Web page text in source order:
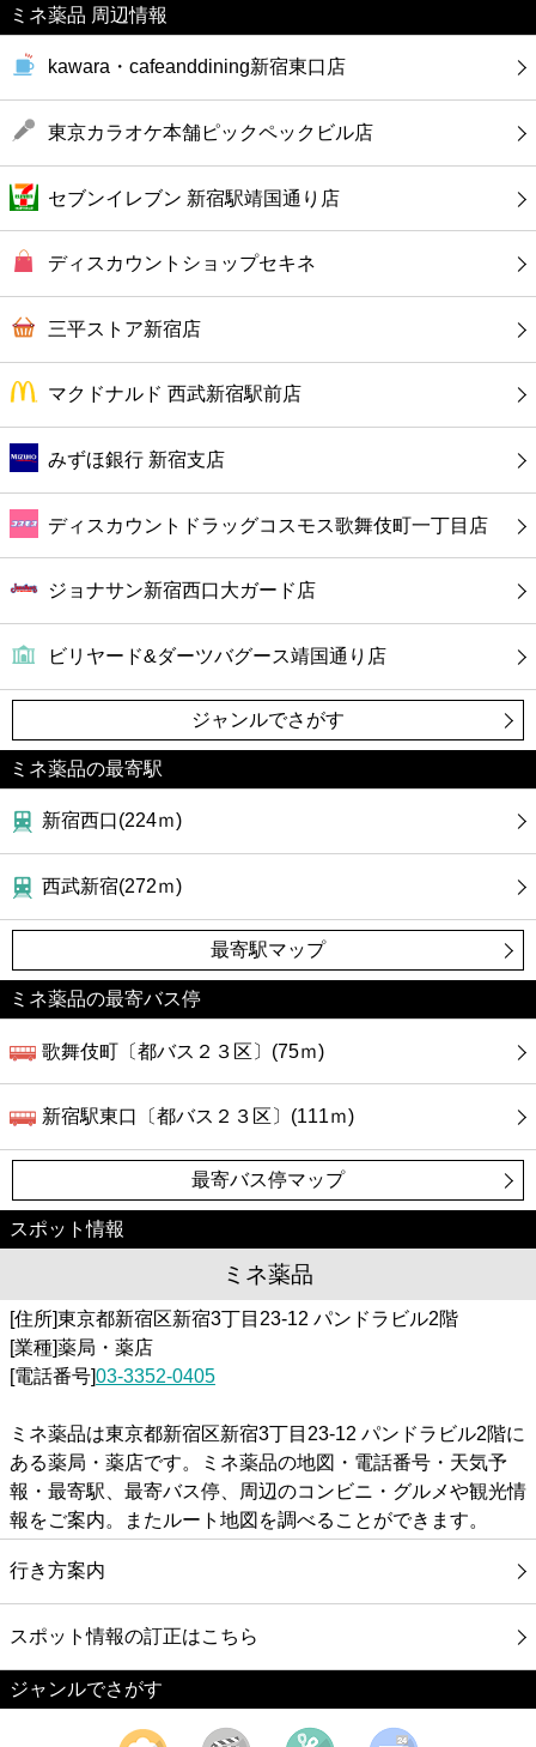
ショッピング
銀行
公共
病院
ホテル
ミネ薬品 周辺情報
kawara・cafeanddining新宿東口店
東京カラオケ本舗ピックペックビル店
セブンイレブン 新宿駅靖国通り店
ディスカウントショップセキネ
三平ストア新宿店
マクドナルド 西武新宿駅前店
みずほ銀行 新宿支店
ディスカウントドラッグコスモス歌舞伎町一丁目店
ジョナサン新宿西口大ガード店
ビリヤード&ダーツバグース靖国通り店
ジャンルでさがす
ミネ薬品の最寄駅
新宿西口(224ｍ)
西武新宿(272ｍ)
最寄駅マップ
ミネ薬品の最寄バス停
歌舞伎町〔都バス２３区〕(75ｍ)
新宿駅東口〔都バス２３区〕(111ｍ)
最寄バス停マップ
スポット情報
ミネ薬品
[住所]東京都新宿区新宿3丁目23-12 パンドラビル2階
[業種]薬局・薬店
[電話番号]03-3352-0405
ミネ薬品は東京都新宿区新宿3丁目23-12 パンドラビル2階に
ある薬局・薬店です。ミネ薬品の地図・電話番号・天気予
報・最寄駅、最寄バス停、周辺のコンビニ・グルメや観光情
報をご案内。またルート地図を調べることができます。
行き方案内
スポット情報の訂正はこちら
ジャンルでさがす